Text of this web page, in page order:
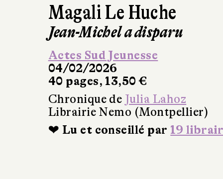
Magali Le Huche
Jean-Michel a disparu
Actes Sud Jeunesse
04/02/2026
40 pages, 13,50 €
Chronique de Julia Lahoz
Librairie Nemo (Montpellier)
❤ Lu et conseillé par 19